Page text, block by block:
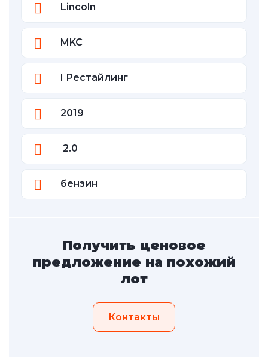
Lincoln
MKC
I Рестайлинг
2019
2.0
бензин
Получить ценовое
предложение на похожий
лот
Контакты